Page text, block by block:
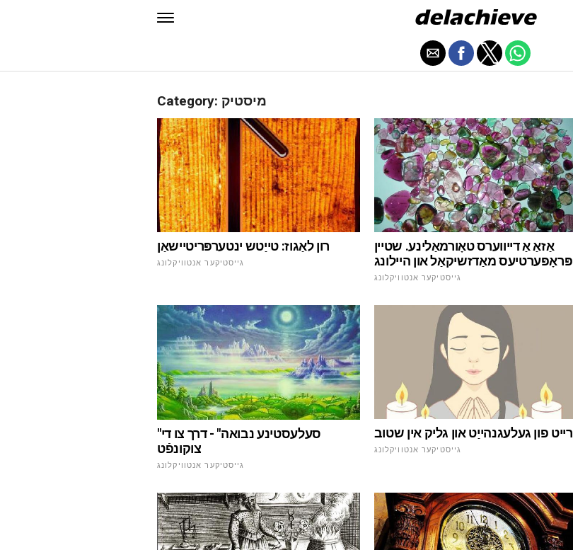
Category: מיסטיק
רון לאַגוז: טייַטש ינטערפּריטיישאַן
גייסטיקער אנטוויקלונג
אַזאַ אַ דייווערס טאָורמאַלינע. שטיין
פּראָפּערטיעס מאַדזשיקאַל און היילונג
גייסטיקער אנטוויקלונג
"סעלעסטינע נבואה" - דרך צו די
צוקונפֿט
גייסטיקער אנטוויקלונג
רייט פון געלעגנהייַט און גליק אין שטוב
גייסטיקער אנטוויקלונג